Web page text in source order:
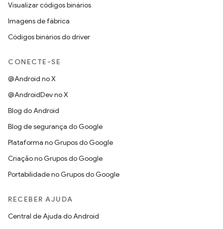
Visualizar códigos binários
Imagens de fábrica
Códigos binários do driver
CONECTE-SE
@Android no X
@AndroidDev no X
Blog do Android
Blog de segurança do Google
Plataforma no Grupos do Google
Criação no Grupos do Google
Portabilidade no Grupos do Google
RECEBER AJUDA
Central de Ajuda do Android